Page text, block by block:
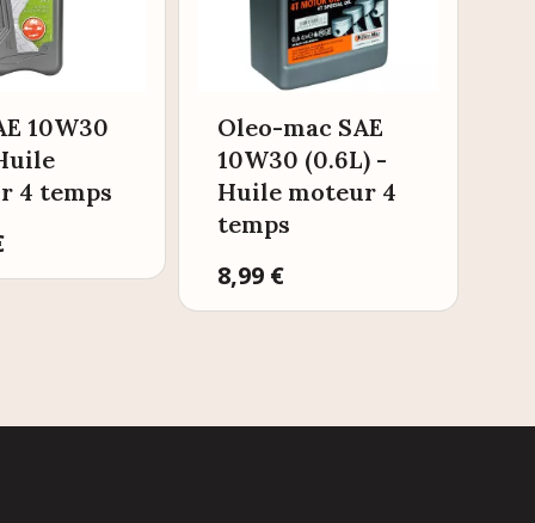
10W30
4 temps
Oleo-mac SAE
10W30 (0.6L) -
Huile moteur 4
temps
Prix
8,99 €